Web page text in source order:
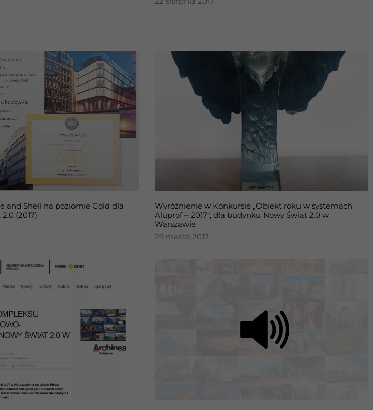
and Shell na poziomie Gold dla
(2017)
Wyróżnienie w Konkursie „Obiekt roku w systemach
Aluprof – 2017″, dla budynku Nowy Świat 2.0 w
Warszawie
29 marca 2017
Konieczne
Te pliki cookie
nie są
funkcjonowania
Statystyka
Abyśmy mogli
poprawić
internetowej,
na podstawie
Doświadczenie